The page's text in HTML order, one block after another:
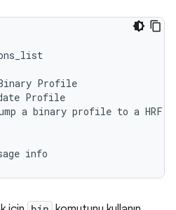
a binary profile to a HRF